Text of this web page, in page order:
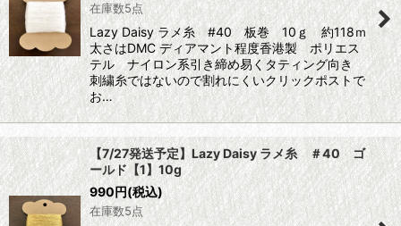
絞り込む
在庫数5点
Lazy Daisy ラメ糸 #40 板巻 10ｇ 約118ｍ
太さはDMC ディアマント程度香港製 ポリエス
テル ナイロン系引き締め易くタティング向き
刺繍糸ではないので割れにくいクリックポストで
お…
【7/27発送予定】Lazy Daisy ラメ糸 ＃40 ゴ
ールド【1】10g
990円(税込)
在庫数5点